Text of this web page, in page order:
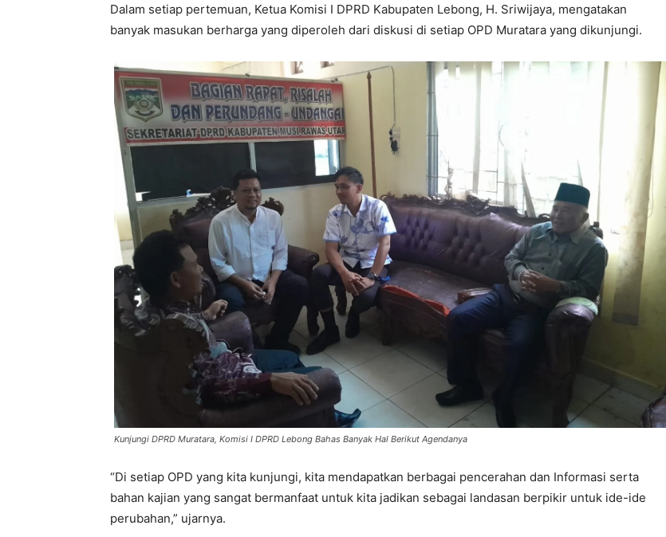
Dalam setiap pertemuan, Ketua Komisi I DPRD Kabupaten Lebong, H. Sriwijaya, mengatakan
banyak masukan berharga yang diperoleh dari diskusi di setiap OPD Muratara yang dikunjungi.
Kunjungi DPRD Muratara, Komisi I DPRD Lebong Bahas Banyak Hal Berikut Agendanya
“Di setiap OPD yang kita kunjungi, kita mendapatkan berbagai pencerahan dan Informasi serta
bahan kajian yang sangat bermanfaat untuk kita jadikan sebagai landasan berpikir untuk ide-ide
perubahan,” ujarnya.